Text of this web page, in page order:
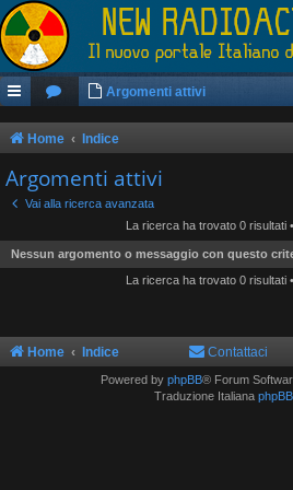
Argomenti attivi
Home Indice
Argomenti attivi
Vai alla ricerca avanzata
La ricerca ha trovato 0 risultati
Nessun argomento o messaggio con questo
La ricerca ha trovato 0 risultati
Home Indice Contattaci
Powered by phpBB® Forum
Traduzione Italiana